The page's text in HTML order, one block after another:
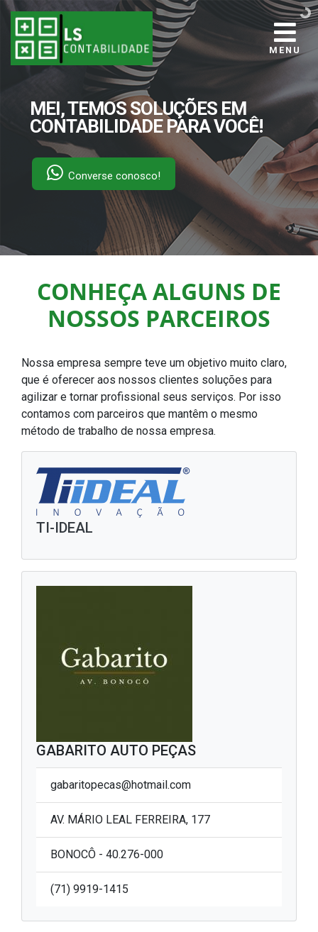
MENU
MEI, TEMOS SOLUÇÕES EM
CONTABILIDADE PARA VOCÊ!
Converse conosco!
CONHEÇA ALGUNS DE
NOSSOS PARCEIROS
Nossa empresa sempre teve um objetivo muito claro,
que é oferecer aos nossos clientes soluções para
agilizar e tornar profissional seus serviços. Por isso
contamos com parceiros que mantêm o mesmo
método de trabalho de nossa empresa.
TI-IDEAL
GABARITO AUTO PEÇAS
gabaritopecas@hotmail.com
AV. MÁRIO LEAL FERREIRA, 177
BONOCÔ - 40.276-000
(71) 9919-1415